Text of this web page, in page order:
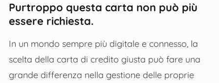
Purtroppo questa carta non può più
essere richiesta.
In un mondo sempre più digitale e connesso, la
scelta della carta di credito giusta può fare una
grande differenza nella gestione delle proprie